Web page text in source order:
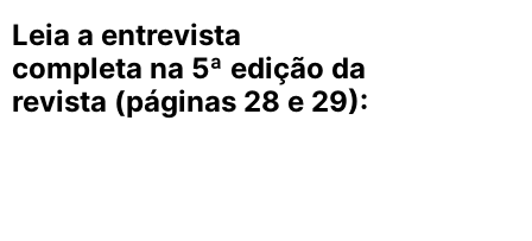
Leia a entrevista
completa na 5ª edição da
revista (páginas 28 e 29):